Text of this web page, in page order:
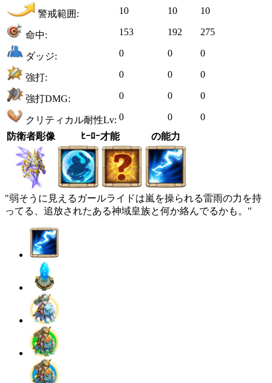
警戒範囲: 10 10 10
命中: 153 192 275
ダッジ: 0 0 0
強打: 0 0 0
強打DMG: 0 0 0
クリティカル耐性Lv: 0 0
0
防衛者彫像
ﾋｰﾛｰ才能 の能力
"弱そうに見えるガールライドは嵐を操られる雷雨の力を持
ってる、追放されたある神域皇族と何か絡んでるかも。"